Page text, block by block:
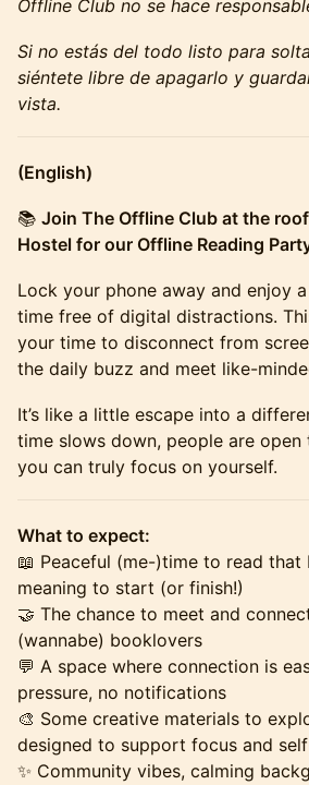
Offline Club no se hace
Si no estás del todo listo para
siéntete libre de apagarlo y
vista.
(English)
​📚 Join The Offline Club at the
Hostel for our Offline Reading
​​Lock your phone away and enjoy
time free of digital distractions.
your time to disconnect from
the daily buzz and meet like-
​It’s like a little escape into a
time slows down, people are open
you can truly focus on yourself.
What to expect:
📖 Peaceful (me-)time to read that
meaning to start (or finish!)
🤝 The chance to meet and
(wannabe) booklovers
💬 A space where connection is
pressure, no notifications
🎨 Some creative materials to
designed to support focus and
✨ Community vibes, calming